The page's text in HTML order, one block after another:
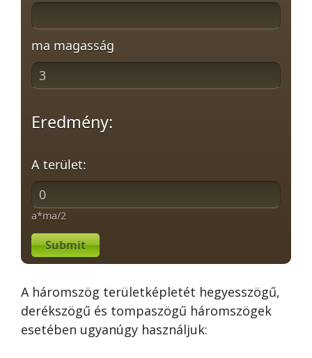
ma magasság
Eredmény:
A terület:
a*ma/2
Submit
A háromszög területképletét hegyesszögű,
derékszögű és tompaszögű háromszögek
esetében ugyanúgy használjuk: